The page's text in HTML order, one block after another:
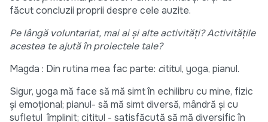
făcut concluzii proprii despre cele auzite.
Pe lângă voluntariat, mai ai și alte activități? Activitățile
acestea te ajută în proiectele tale?
Magda : Din rutina mea fac parte: cititul, yoga, pianul.
Sigur, yoga mă face să mă simt în echilibru cu mine, fizic
și emoțional; pianul- să mă simt diversă, mândră și cu
sufletul împlinit; cititul - satisfăcută să mă diversific în